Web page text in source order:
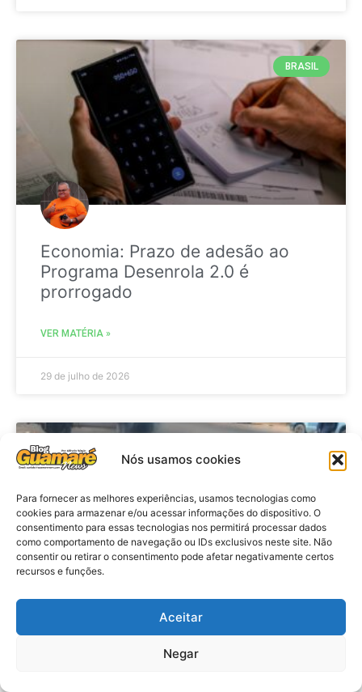
Nós usamos cookies
Para fornecer as melhores experiências, usamos tecnologias como
cookies para armazenar e/ou acessar informações do dispositivo. O
consentimento para essas tecnologias nos permitirá processar dados
como comportamento de navegação ou IDs exclusivos neste site. Não
consentir ou retirar o consentimento pode afetar negativamente certos
recursos e funções.
Aceitar
Negar
BRASIL
Economia: Prazo de adesão ao
Programa Desenrola 2.0 é
prorrogado
VER MATÉRIA »
29 de julho de 2026
Acidente: A caminho do trabalho
professora se envolve em